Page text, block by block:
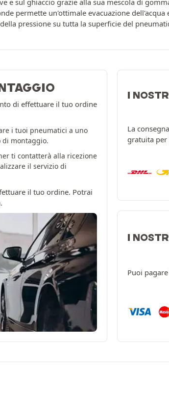
e sul ghiaccio grazie alla sua mescola di
permette un'ottimale evacuazione
pressione su tutta la superficie del
di effettuare il tuo ordine
i tuoi pneumatici a uno
montaggio.
ti contatterà alla ricezione
il servizio di
il tuo ordine. Potrai
I
La
gratuita
I
Puoi